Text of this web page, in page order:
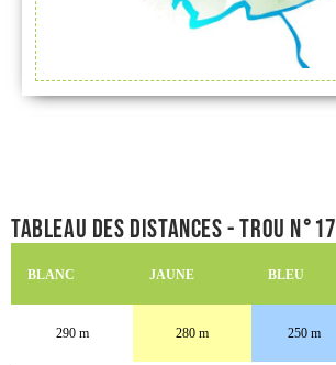
Tableau des distances - Trou n°17
BLANC JAUNE BLEU
290 m 280 m 250 m